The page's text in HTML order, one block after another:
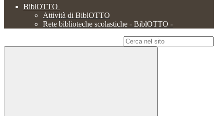
BiblOTTO
Attività di BiblOTTO
Rete biblioteche scolastiche - BiblOTTO -